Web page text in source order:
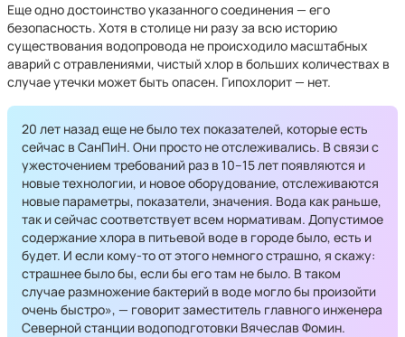
Еще одно достоинство указанного соединения — его
безопасность. Хотя в столице ни разу за всю историю
существования водопровода не происходило масштабных
аварий с отравлениями, чистый хлор в больших количествах в
случае утечки может быть опасен. Гипохлорит — нет.
20 лет назад еще не было тех показателей, которые есть
сейчас в СанПиН. Они просто не отслеживались. В связи с
ужесточением требований раз в 10–15 лет появляются и
новые технологии, и новое оборудование, отслеживаются
новые параметры, показатели, значения. Вода как раньше,
так и сейчас соответствует всем нормативам. Допустимое
содержание хлора в питьевой воде в городе было, есть и
будет. И если кому-то от этого немного страшно, я скажу:
страшнее было бы, если бы его там не было. В таком
случае размножение бактерий в воде могло бы произойти
очень быстро», — говорит заместитель главного инженера
Северной станции водоподготовки Вячеслав Фомин.